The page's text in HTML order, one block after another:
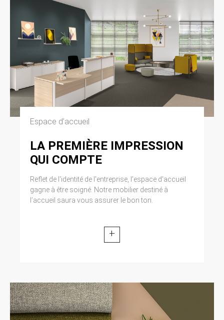
Espace d’accueil
LA PREMIÈRE IMPRESSION
QUI COMPTE
Reflet de l'identité de l'entreprise, l'espace d'accueil
gagne à être soigné. Notre mobilier destiné à
l’accueil saura vous assurer le bon ton.
+